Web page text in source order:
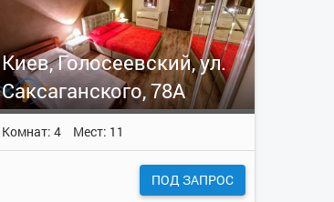
Киев, Голосеевский, ул.
Саксаганского, 78А
Комнат: 4 Мест: 11
ПОД ЗАПРОС